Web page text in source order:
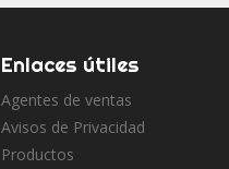
Enlaces útiles
Agentes de ventas
Avisos de Privacidad
Productos